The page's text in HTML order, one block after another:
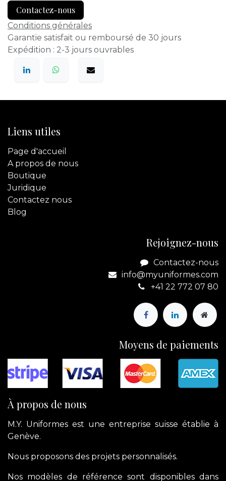
Contactez-nous
Conditions générales
Garantie satisfait ou remboursé de 30 jours
Expédition : 2-3 jours ouvrables
Liens utiles
Page d'accueil
A propos de nous
Boutique
Juridique
Contactez nous
Blog
Rejoignez-nous
Contactez-nous
info@myuniformes.com
+41 22 772 07 80
Moyens de paiements
À propos de nous
M.Y. Uniformes est une entreprise suisse établie à
Genève.
Nous proposons des projets personnalisés.
Nos modèles de référence sont disponibles dans